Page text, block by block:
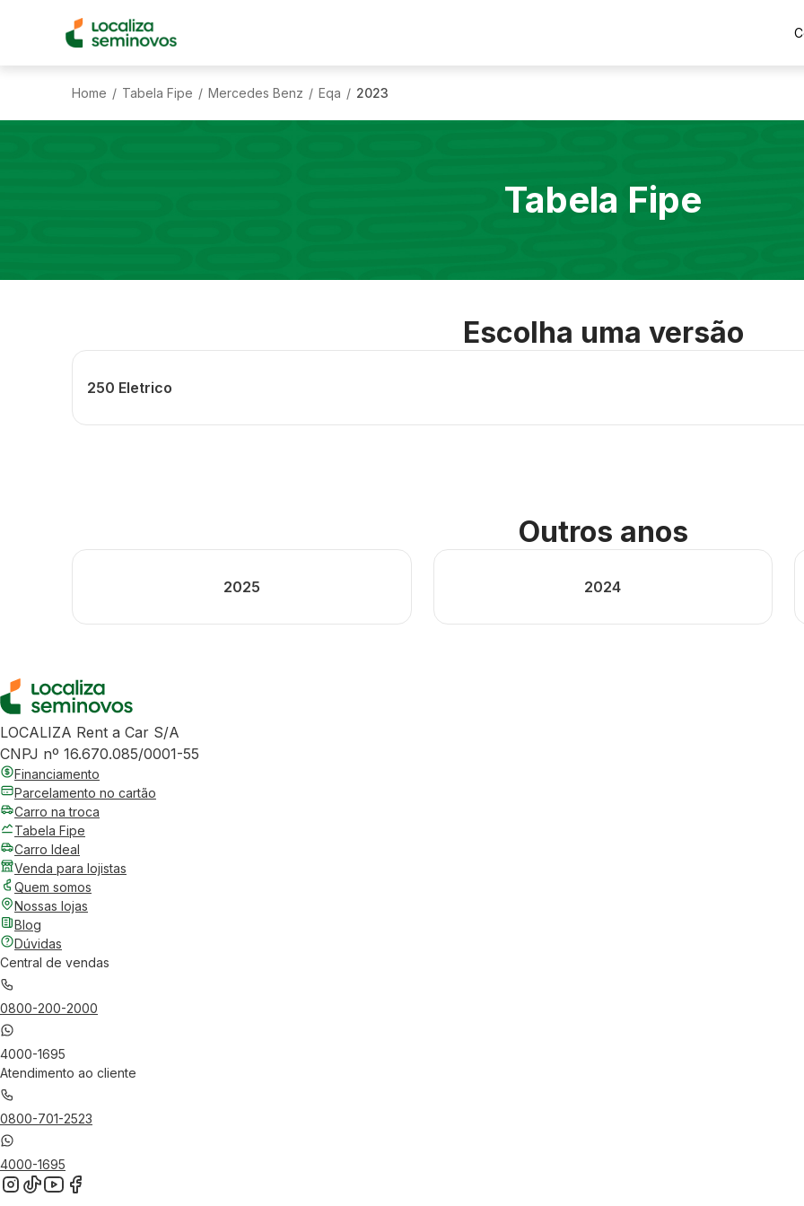
Home / Tabela Fipe / Mercedes Benz / Eqa / 2023
Tabela Fipe
Escolha uma versão
250 Eletrico
Outros anos
2025 2024
LOCALIZA Rent a Car S/A
CNPJ nº 16.670.085/0001-55
Financiamento
Parcelamento no cartão
Carro na troca
Tabela Fipe
Carro Ideal
Venda para lojistas
Quem somos
Nossas lojas
Blog
Dúvidas
Central de vendas
0800-200-2000
4000-1695
Atendimento ao cliente
0800-701-2523
4000-1695